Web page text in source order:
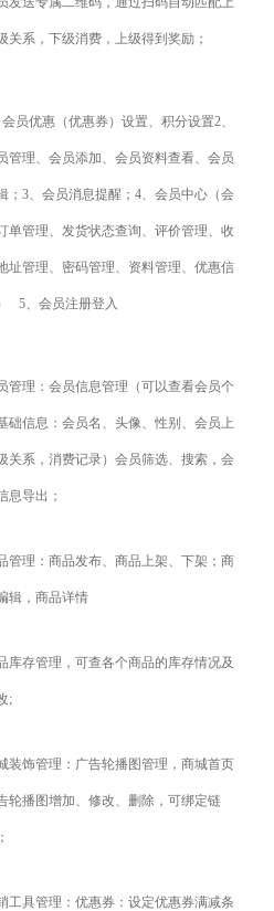
关系，下级消费，上级得到奖励；
会员优惠（优惠券）设置、积分设置2、
管理、会员添加、会员资料查看、会员
；3、会员消息提醒；4、会员中心（会
单管理、发货状态查询、评价管理、收
址管理、密码管理、资料管理、优惠信
5、会员注册登入
管理：会员信息管理（可以查看会员个
础信息：会员名、头像、性别、会员上
关系，消费记录）会员筛选、搜索，会
息导出；
管理：商品发布、商品上架、下架；商
辑，商品详情
库存管理，可查各个商品的库存情况及
;
装饰管理：广告轮播图管理，商城首页
轮播图增加、修改、删除，可绑定链
工具管理：优惠券：设定优惠券满减条